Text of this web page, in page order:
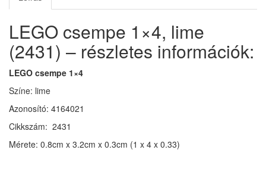
LEGO csempe 1×4, lime
(2431) – részletes információk:
LEGO csempe 1×4
Színe: lime
Azonosító: 4164021
Cikkszám: 2431
Mérete: 0.8cm x 3.2cm x 0.3cm (1 x 4 x 0.33)